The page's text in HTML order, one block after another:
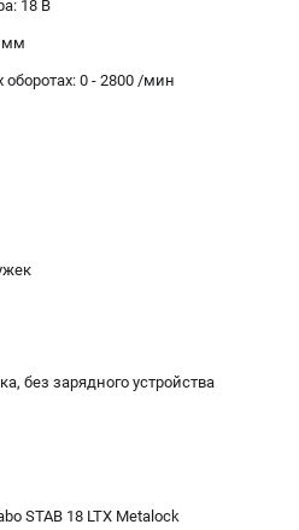
| +7 (8112) 59-10-67
market.ru
18 В
мм
оборотах: 0 - 2800 /мин
без зарядного устройства
STAB 18 LTX Metalock